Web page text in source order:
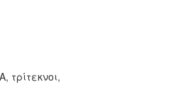
τρίτεκνοι,